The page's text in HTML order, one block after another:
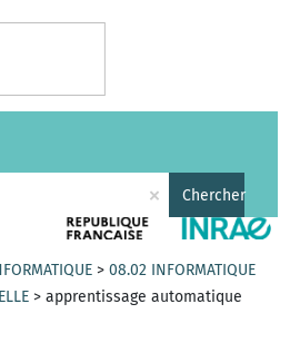
× Chercher
>08.02 INFORMATIQUE
>apprentissage automatique